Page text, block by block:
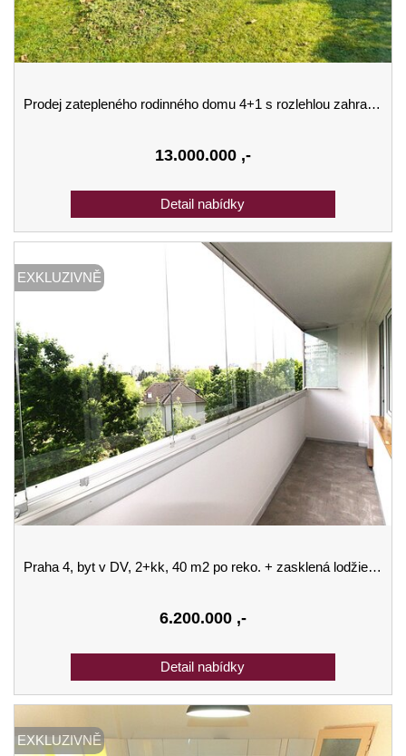
Prodej zatepleného rodinného domu 4+1 s rozlehlou zahradou – Bříza u Roudnice nad Labem
13.000.000 ,-
EXKLUZIVNĚ
Praha 4, byt v DV, 2+kk, 40 m2 po reko. + zasklená lodžie s volným výhledem (7 m2 ) + sklep.
6.200.000 ,-
EXKLUZIVNĚ